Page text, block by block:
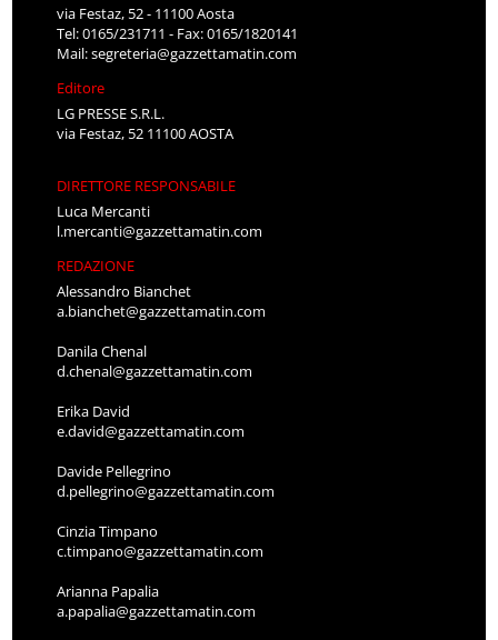
via Festaz, 52 - 11100 Aosta
Tel: 0165/231711 - Fax: 0165/1820141
Mail:segreteria@gazzettamatin.com
Editore
LG PRESSE S.R.L.
via Festaz, 52 11100 AOSTA
DIRETTORE RESPONSABILE
Luca Mercanti
l.mercanti@gazzettamatin.com
REDAZIONE
Alessandro Bianchet
a.bianchet@gazzettamatin.com
Danila Chenal
d.chenal@gazzettamatin.com
Erika David
e.david@gazzettamatin.com
Davide Pellegrino
d.pellegrino@gazzettamatin.com
Cinzia Timpano
c.timpano@gazzettamatin.com
Arianna Papalia
a.papalia@gazzettamatin.com